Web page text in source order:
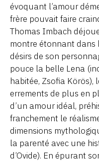
évoquant l’amour
frère pouvait faire
Thomas Imbach
montre étonnant dans
désirs de son
pouce la belle Lena
habitée, Zsofia Körös),
errements de plus en
d’un amour idéal,
franchement le
dimensions
la parenté avec une
d’Ovide). En épurant